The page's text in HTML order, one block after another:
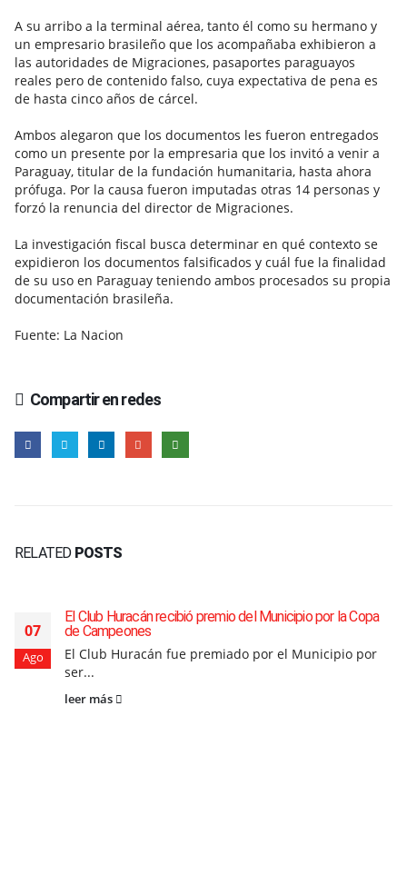
A su arribo a la terminal aérea, tanto él como su hermano y
un empresario brasileño que los acompañaba exhibieron a
las autoridades de Migraciones, pasaportes paraguayos
reales pero de contenido falso, cuya expectativa de pena es
de hasta cinco años de cárcel.
Ambos alegaron que los documentos les fueron entregados
como un presente por la empresaria que los invitó a venir a
Paraguay, titular de la fundación humanitaria, hasta ahora
prófuga. Por la causa fueron imputadas otras 14 personas y
forzó la renuncia del director de Migraciones.
La investigación fiscal busca determinar en qué contexto se
expidieron los documentos falsificados y cuál fue la finalidad
de su uso en Paraguay teniendo ambos procesados su propia
documentación brasileña.
Fuente: La Nacion
Compartir en redes
RELATED POSTS
07
Ago
El Club Huracán recibió premio del Municipio por la Copa
de Campeones
El Club Huracán fue premiado por el Municipio por
ser...
leer más